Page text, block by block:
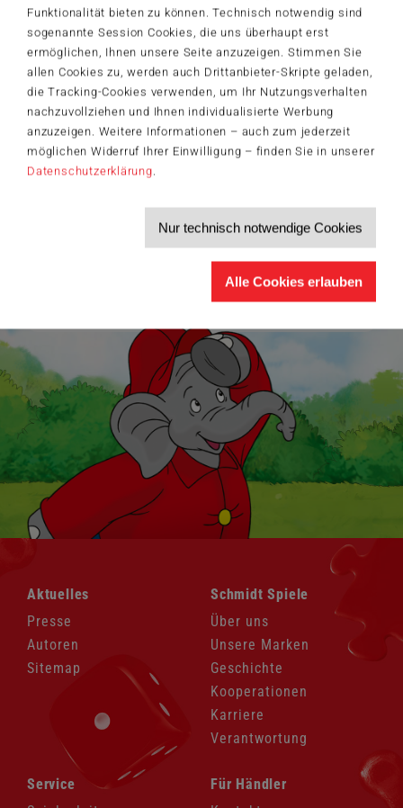
Funktionalität bieten zu können. Technisch notwendig sind
sogenannte Session Cookies, die uns überhaupt erst
ermöglichen, Ihnen unsere Seite anzuzeigen. Stimmen Sie
allen Cookies zu, werden auch Drittanbieter-Skripte geladen,
die Tracking-Cookies verwenden, um Ihr Nutzungsverhalten
nachzuvollziehen und Ihnen individualisierte Werbung
anzuzeigen. Weitere Informationen – auch zum jederzeit
möglichen Widerruf Ihrer Einwilligung – finden Sie in unserer
Datenschutzerklärung
Nur technisch notwendige Cookies
Alle Cookies erlauben
Der Schmidt-Spiele-Newsletter
Jetzt anmelden und 5€ Willkommensrabatt sichern
Bleiben Sie auf dem Laufenden zu Neuheiten, Trends und aktuellen
Willkommensgutschein in Höhe von 5€ für Ihren nächsten Einkauf im
Schmidt-Spiele-Shop.
Produktneuheiten und Sortimentserweiterungen
Aktuelle Themen und Trends aus der Spielewelt
Service-Informationen, z.B. zur Ersatzteilversorgung
Ich möchte den Schmidt-Spiele-Newsletter erhalten. Die Abmeldung ist
Abmeldelinkmöglich.
>
überspringen
Aktuelles
Presse
Autoren
Sitemap
Navigation
überspringen
Schmidt Spiele
Über uns
Unsere Marken
Geschichte
Kooperationen
Karriere
Verantwortung
Navigation
überspringen
Service
Navigation
überspringen
Für Händler